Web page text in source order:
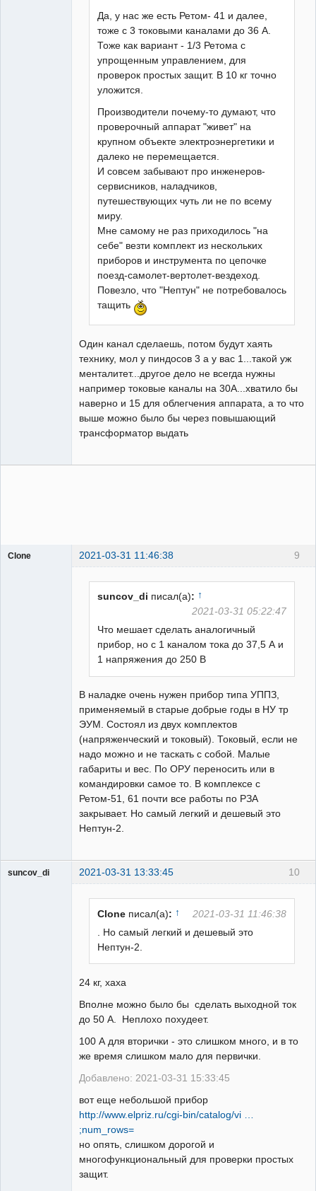
Да, у нас же есть Ретом- 41 и далее,
тоже с 3 токовыми каналами до 36 А.
Тоже как вариант - 1/3 Ретома с
упрощенным управлением, для
проверок простых защит. В 10 кг точно
уложится.
Производители почему-то думают, что
проверочный аппарат "живет" на
крупном объекте электроэнергетики и
далеко не перемещается.
И совсем забывают про инженеров-
сервисников, наладчиков,
путешествующих чуть ли не по всему
миру.
Мне самому не раз приходилось "на
себе" везти комплект из нескольких
приборов и инструмента по цепочке
поезд-самолет-вертолет-вездеход.
Повезло, что "Нептун" не потребовалось
тащить
Один канал сделаешь, потом будут хаять
технику, мол у пиндосов 3 а у вас 1...такой уж
менталитет...другое дело не всегда нужны
например токовые каналы на 30А...хватило бы
наверно и 15 для облегчения аппарата, а то что
выше можно было бы через повышающий
трансформатор выдать
9
Clone 2021-03-31 11:46:38
suncov_di писал(а): ↑
2021-03-31 05:22:47
Что мешает сделать аналогичный
прибор, но с 1 каналом тока до 37,5 А и
1 напряжения до 250 В
В наладке очень нужен прибор типа УППЗ,
применяемый в старые добрые годы в НУ тр
ЭУМ. Состоял из двух комплектов
(напряженческий и токовый). Токовый, если не
надо можно и не таскать с собой. Малые
габариты и вес. По ОРУ переносить или в
командировки самое то. В комплексе с
Ретом-51, 61 почти все работы по РЗА
закрывает. Но самый легкий и дешевый это
Нептун-2.
10
suncov_di 2021-03-31 13:33:45
Clone писал(а): ↑
2021-03-31 11:46:38
. Но самый легкий и дешевый это
Нептун-2.
24 кг, хаха
Вполне можно было бы сделать выходной ток
до 50 А. Неплохо похудеет.
100 А для вторички - это слишком много, и в то
же время слишком мало для первички.
Добавлено: 2021-03-31 15:33:45
вот еще небольшой прибор
http://www.elpriz.ru/cgi-bin/catalog/vi …
;num_rows=
но опять, слишком дорогой и
многофункциональный для проверки простых
защит.